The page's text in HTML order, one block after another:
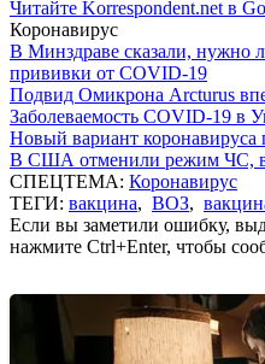
Читайте Korrespondent.net в
Коронавирус
В Минздраве сказали, нужно
прививки от COVID-19
Подвид Омикрона Arcturus
Заболеваемость COVID-19 в
Новый вариант
В США отменили режим ЧС,
СПЕЦТЕМА: Коронавирус
ТЕГИ: вакцина, ВОЗ,
Если вы заметили ошибку,
нажмите Ctrl+Enter, чтобы